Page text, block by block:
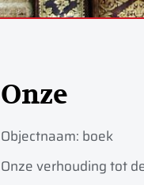
Onze
Objectnaam: boek
Onze verhouding tot